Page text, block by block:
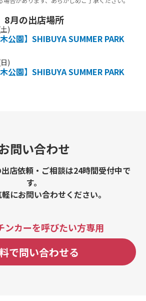
8月の出店場所
)
木公園】SHIBUYA SUMMER PARK
)
木公園】SHIBUYA SUMMER PARK
問い合わせ
店依頼・ご相談は24時間受付中で
す。
にお問い合わせください。
ンカーを呼びたい方専用
で問い合わせる